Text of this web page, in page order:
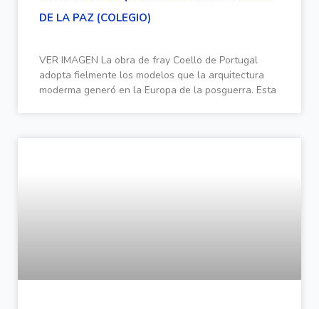
DE LA PAZ (COLEGIO)
VER IMAGEN La obra de fray Coello de Portugal
adopta fielmente los modelos que la arquitectura
moderma generó en la Europa de la posguerra. Esta